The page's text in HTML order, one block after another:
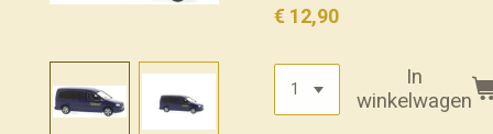
€ 12,90
In
winkelwagen